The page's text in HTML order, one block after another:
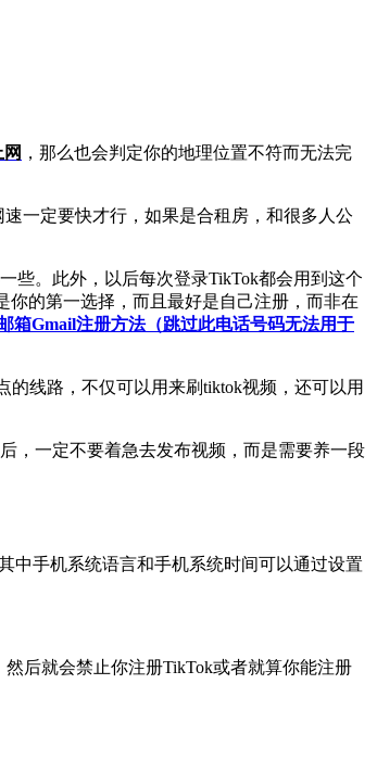
，那么也会判定你的地理位置不符而无法完
一定要快才行，如果是合租房，和很多人公
些。此外，以后每次登录TikTok都会用到这个
你的第一选择，而且最好是自己注册，而非在
箱Gmail注册方法（跳过此电话号码无法用于
的线路，不仅可以用来刷tiktok视频，还可以用
，一定不要着急去发布视频，而是需要养一段
中手机系统语言和手机系统时间可以通过设置
后就会禁止你注册TikTok或者就算你能注册